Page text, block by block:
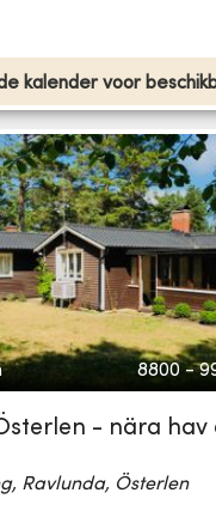
kalender voor
8800 -
- nära hav
Ravlunda, Österlen